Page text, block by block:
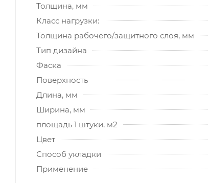
Толщина, мм
Класс нагрузки:
Толщина рабочего/защитного слоя, мм
Тип дизайна
Фаска
Поверхность
Длина, мм
Ширина, мм
площадь 1 штуки, м2
Цвет
Способ укладки
Применение